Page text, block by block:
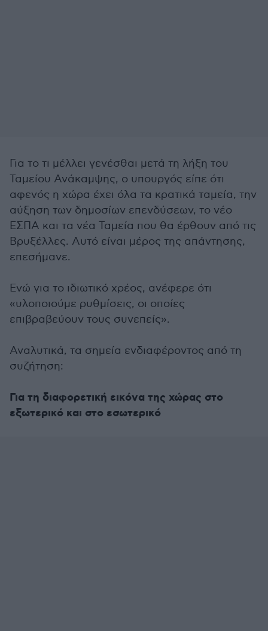
Για το τι μέλλει γενέσθαι μετά τη λήξη του
Ταμείου Ανάκαμψης, ο υπουργός είπε ότι
αφενός η χώρα έχει όλα τα κρατικά ταμεία, την
αύξηση των δημοσίων επενδύσεων, το νέο
ΕΣΠΑ και τα νέα Ταμεία που θα έρθουν από τις
Βρυξέλλες. Αυτό είναι μέρος της απάντησης,
επεσήμανε.
Ενώ για το ιδιωτικό χρέος, ανέφερε ότι
«υλοποιούμε ρυθμίσεις, οι οποίες
επιβραβεύουν τους συνεπείς».
Αναλυτικά, τα σημεία ενδιαφέροντος από τη
συζήτηση:
Για τη διαφορετική εικόνα της χώρας στο
εξωτερικό και στο εσωτερικό